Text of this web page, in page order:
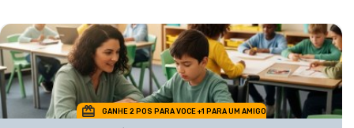
GANHE 2 POS PARA VOCE +1 PARA UM AMIGO